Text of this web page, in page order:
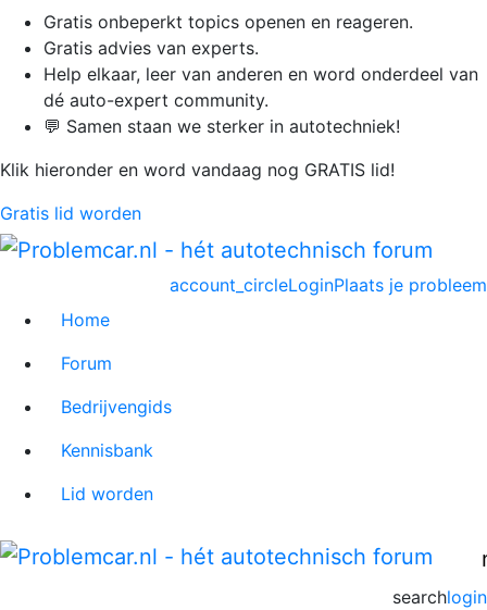
Gratis onbeperkt topics openen en reageren.
Gratis advies van experts.
Help elkaar, leer van anderen en word onderdeel van
dé auto-expert community.
💬 Samen staan we sterker in autotechniek!
Klik hieronder en word vandaag nog GRATIS lid!
Gratis lid worden
Plaats je probleem
account_circleLogin
Home
Forum
Bedrijvengids
Kennisbank
Lid worden
login
search